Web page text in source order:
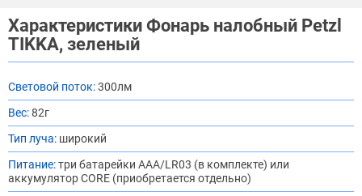
Характеристики Фонарь налобный Petzl
TIKKA, зеленый
Световой поток:300лм
Вес:82г
Тип луча: широкий
Питание:три батарейки AAA/LR03 (в комплекте) или
аккумулятор CORE (приобретается отдельно)